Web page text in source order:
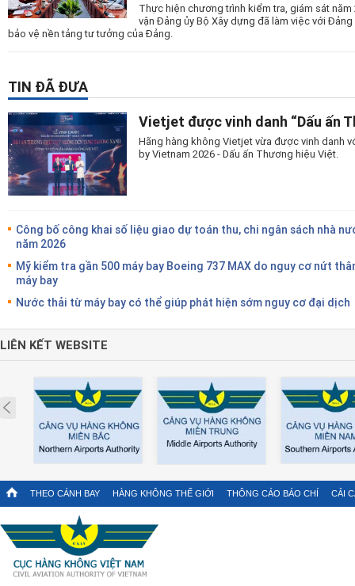
Thực hiện chương trình kiểm tra, giám sát
vận Đảng ủy Bộ Xây dựng đã làm việc với
bảo vệ nền tảng tư tưởng của Đảng.
TIN ĐÃ ĐƯA
Vietjet được vinh danh “Dấu ấn
Hãng hàng không Vietjet vừa được vinh danh
by Vietnam 2026 - Dấu ấn Thương hiệu Việt.
Công bố công khai số liệu giao dự toán thu, chi ngân sách nhà
năm 2026
Mỹ kiểm tra gần 500 máy bay Boeing 737 MAX do nguy cơ nứt
máy bay
Nước thải từ máy bay có thể giúp phát hiện sớm nguy cơ đại dịch
LIÊN KẾT WEBSITE
Prev
THEO CÁNH BAY HÀNG KHÔNG THẾ GIỚI THÔNG CÁO BÁO CHÍ CẢI